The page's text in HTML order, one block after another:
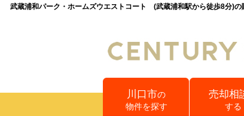
武蔵浦和パーク・ホームズウエストコート (武蔵浦和駅から徒歩8分)の
川口市の
物件を探す
売却相
する